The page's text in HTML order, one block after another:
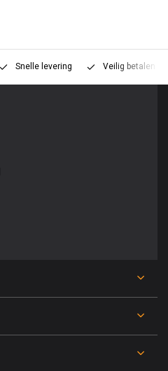
Snelle levering Veilig betalen